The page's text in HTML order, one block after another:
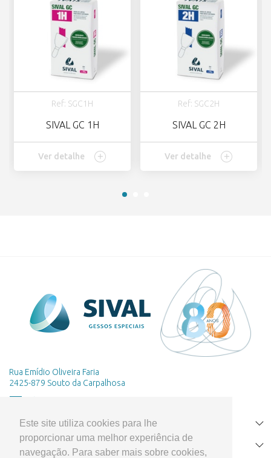
Este site utiliza cookies para lhe
proporcionar uma melhor experiência de
navegação. Para saber mais sobre cookies,
Ref: SGC1H
SIVAL GC 1H
Ver detalhe
Ref: SGC2H
SIVAL GC 2H
Ver detalhe
Rua Emídio Oliveira Faria
2425-879 Souto da Carpalhosa
HOME
PRODUTOS